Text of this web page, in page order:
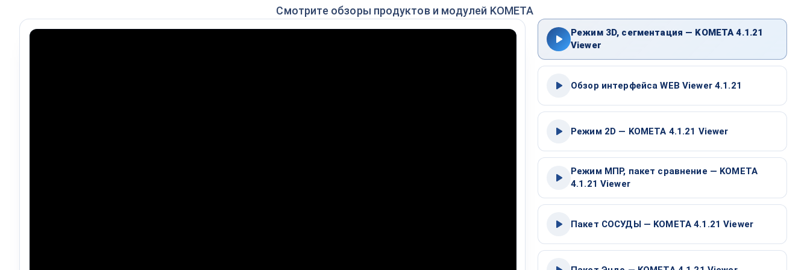
Смотрите обзоры продуктов и модулей KOMETA
Режим 3D, сегментация — KOMETA 4.1.21
Viewer
Обзор интерфейса WEB Viewer 4.1.21
Режим 2D — KOMETA 4.1.21 Viewer
Режим МПР, пакет сравнение — KOMETA
4.1.21 Viewer
Пакет СОСУДЫ — KOMETA 4.1.21 Viewer